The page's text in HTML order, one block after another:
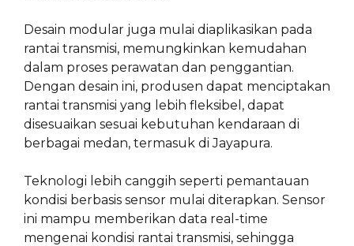
Desain modular juga mulai diaplikasikan pada
rantai transmisi, memungkinkan kemudahan
dalam proses perawatan dan penggantian.
Dengan desain ini, produsen dapat menciptakan
rantai transmisi yang lebih fleksibel, dapat
disesuaikan sesuai kebutuhan kendaraan di
berbagai medan, termasuk di Jayapura.
Teknologi lebih canggih seperti pemantauan
kondisi berbasis sensor mulai diterapkan. Sensor
ini mampu memberikan data real-time
mengenai kondisi rantai transmisi, sehingga